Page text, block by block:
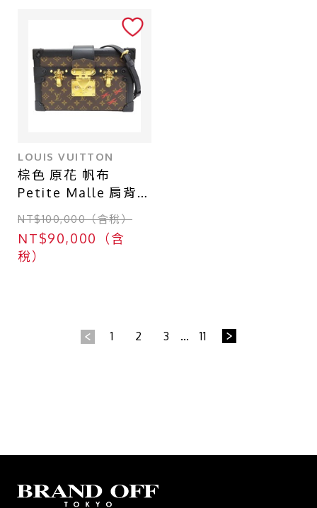
LOUIS VUITTON
棕色 原花 帆布
Petite Malle 肩背包
【LOUIS VUITTON
LV 路易威登】
M45943
NT$100,000（含稅）
NT$90,000（含
稅）
1 2 3 ... 11